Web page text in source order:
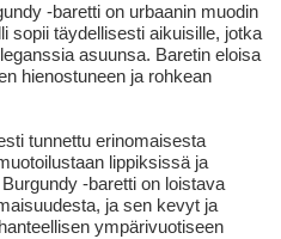
-baretti on urbaanin muodin
sopii täydellisesti aikuisille, jotka
asuunsa. Baretin eloisa
hienostuneen ja rohkean
tunnettu erinomaisesta
lippiksissä ja
-baretti on loistava
ja sen kevyt ja
ympärivuotiseen